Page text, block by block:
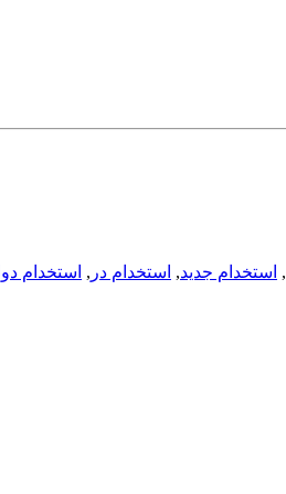
, استخدام جدید, استخدام در , استخدام